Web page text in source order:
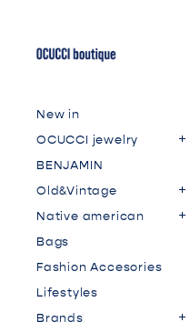
New in
OCUCCI jewelry
BENJAMIN
Old&Vintage
Native american
Bags
Fashion Accesories
Lifestyles
Brands